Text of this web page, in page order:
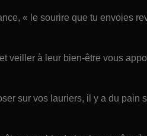
« le sourire que tu envoies
veiller à leur bien-être vous
sur vos lauriers, il y a du pain